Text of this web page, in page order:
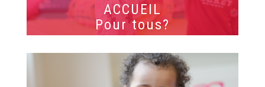
ACCUEIL
Pour tous?